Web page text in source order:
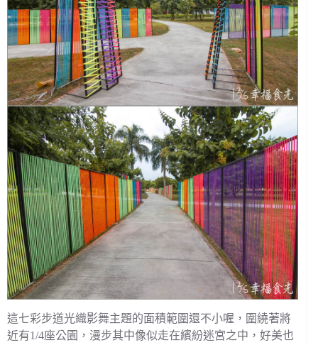
這七彩步道光織影舞主題的面積範圍還不小喔，圍繞著將
近有1/4座公園，漫步其中像似走在繽紛迷宮之中，好美也